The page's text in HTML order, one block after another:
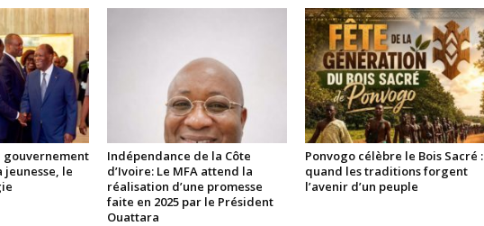
gouvernement
jeunesse, le
Indépendance de la Côte
d’Ivoire: Le MFA attend la
réalisation d’une promesse
faite en 2025 par le Président
Ouattara
Ponvogo célèbre le Bois Sacré :
quand les traditions forgent
l’avenir d’un peuple